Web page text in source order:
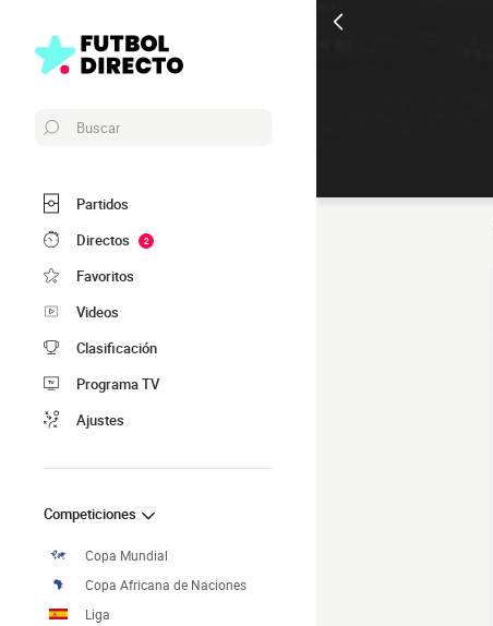
Buscar
Partidos
Directos
2
Favoritos
Videos
Clasificación
Programa TV
Ajustes
Competiciones
Copa Mundial
Copa Africana de Naciones
Liga